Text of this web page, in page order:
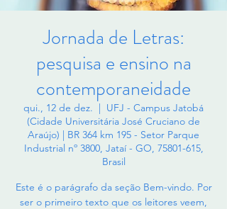
Jornada de Letras:
pesquisa e ensino na
contemporaneidade
qui., 12 de dez.
  |
UFJ - Campus Jatobá
(Cidade Universitária José Cruciano de
Araújo) | BR 364 km 195 - Setor Parque
Industrial nº 3800, Jataí - GO, 75801-615,
Brasil
Este é o parágrafo da seção Bem-vindo. Por
ser o primeiro texto que os leitores veem,